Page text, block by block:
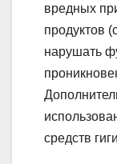
вредных
продуктов
нарушать
средств